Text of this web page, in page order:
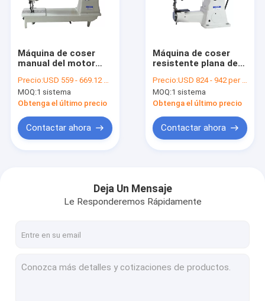
Sobre nosotros
Contacto
Máquina de coser
manual del motor
lubricación 800RPM
750W
Precio:USD 559 - 669.12 per set
MOQ:1 sistema
Obtenga el último precio
Contactar ahora
Máquina de coser
resistente plana de
cilindro de la cama
81m m
Precio:USD 824 - 942 per set
MOQ:1 sistema
Obtenga el último precio
Contactar ahora
Deja Un Mensaje
Le Responderemos Rápidamente